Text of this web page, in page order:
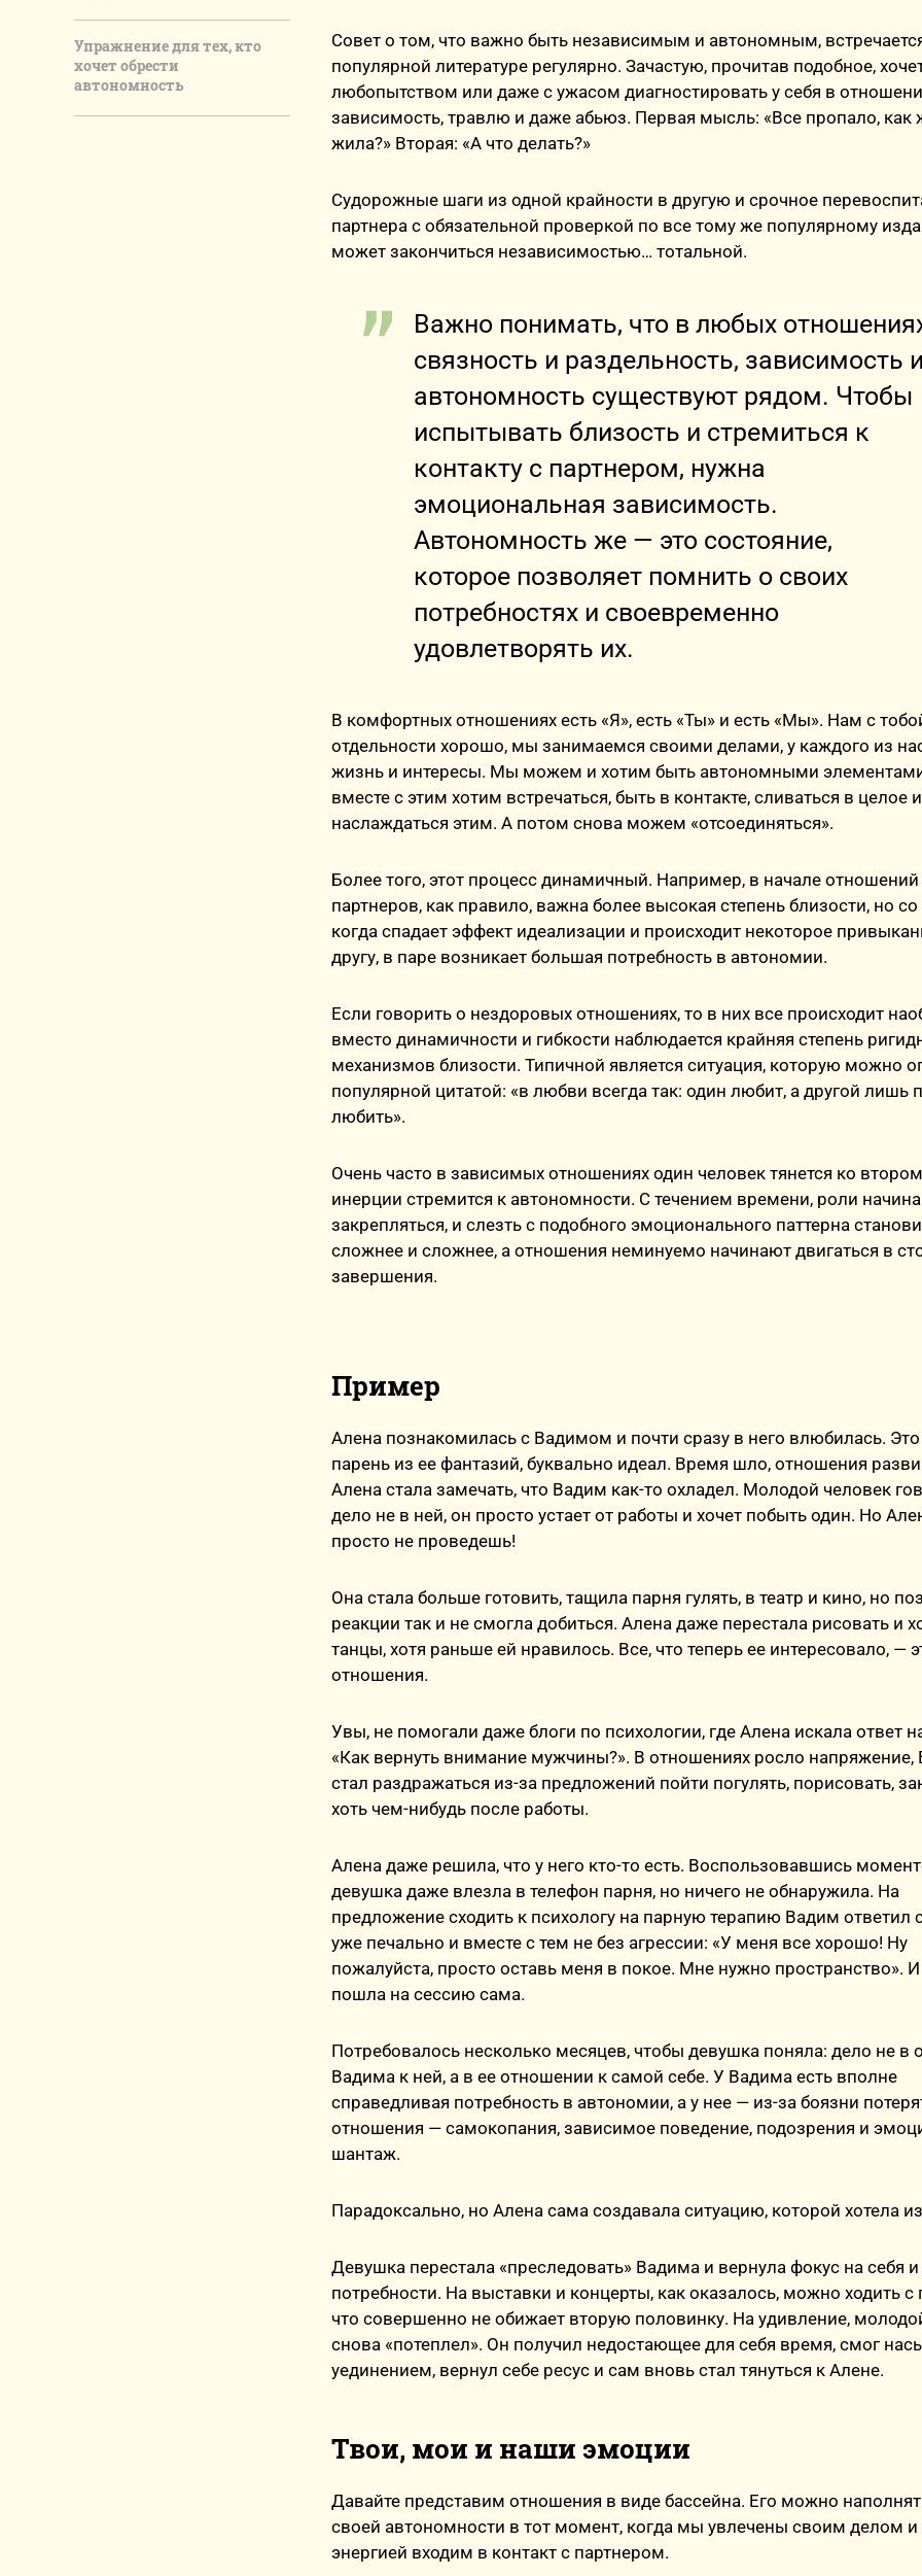
Упражнение для тех, кто
хочет обрести
автономность
Совет о том, что важно быть независимым и автономным,
популярной литературе регулярно. Зачастую, прочитав подобное,
любопытством или даже с ужасом диагностировать у себя в
зависимость, травлю и даже абьюз. Первая мысль: «Все пропало, как
жила?» Вторая: «А что делать?»
Судорожные шаги из одной крайности в другую и срочное
партнера с обязательной проверкой по все тому же популярному
может закончиться независимостью… тотальной.
Важно понимать, что в любых
связность и раздельность, зависимость и
автономность существуют рядом. Чтобы
испытывать близость и стремиться к
контакту с партнером, нужна
эмоциональная зависимость.
Автономность же — это состояние,
которое позволяет помнить о своих
потребностях и своевременно
удовлетворять их.
В комфортных отношениях есть «Я», есть «Ты» и есть «Мы». Нам с
отдельности хорошо, мы занимаемся своими делами, у каждого из
жизнь и интересы. Мы можем и хотим быть автономными
вместе с этим хотим встречаться, быть в контакте, сливаться в целое и
наслаждаться этим. А потом снова можем «отсоединяться».
Более того, этот процесс динамичный. Например, в начале отношений
партнеров, как правило, важна более высокая степень близости, но
когда спадает эффект идеализации и происходит некоторое
другу, в паре возникает большая потребность в автономии.
Если говорить о нездоровых отношениях, то в них все происходит
вместо динамичности и гибкости наблюдается крайняя степень
механизмов близости. Типичной является ситуация, которую можно
популярной цитатой: «в любви всегда так: один любит, а другой лишь
любить».
Очень часто в зависимых отношениях один человек тянется ко
инерции стремится к автономности. С течением времени, роли
закрепляться, и слезть с подобного эмоционального паттерна
сложнее и сложнее, а отношения неминуемо начинают двигаться в
завершения.
Пример
Алена познакомилась с Вадимом и почти сразу в него влюбилась.
парень из ее фантазий, буквально идеал. Время шло, отношения
Алена стала замечать, что Вадим как-то охладел. Молодой человек
дело не в ней, он просто устает от работы и хочет побыть один. Но
просто не проведешь!
Она стала больше готовить, тащила парня гулять, в театр и кино, но
реакции так и не смогла добиться. Алена даже перестала рисовать и
танцы, хотя раньше ей нравилось. Все, что теперь ее интересовало, —
отношения.
Увы, не помогали даже блоги по психологии, где Алена искала ответ
«Как вернуть внимание мужчины?». В отношениях росло напряжение,
стал раздражаться из-за предложений пойти погулять, порисовать,
хоть чем-нибудь после работы.
Алена даже решила, что у него кто-то есть. Воспользовавшись
девушка даже влезла в телефон парня, но ничего не обнаружила. На
предложение сходить к психологу на парную терапию Вадим ответил
уже печально и вместе с тем не без агрессии: «У меня все хорошо! Ну
пожалуйста, просто оставь меня в покое. Мне нужно пространство».
пошла на сессию сама.
Потребовалось несколько месяцев, чтобы девушка поняла: дело не в
Вадима к ней, а в ее отношении к самой себе. У Вадима есть вполне
справедливая потребность в автономии, а у нее — из-за боязни
отношения — самокопания, зависимое поведение, подозрения и
шантаж.
Парадоксально, но Алена сама создавала ситуацию, которой хотела
Девушка перестала «преследовать» Вадима и вернула фокус на себя
потребности. На выставки и концерты, как оказалось, можно ходить с
что совершенно не обижает вторую половинку. На удивление,
снова «потеплел». Он получил недостающее для себя время, смог
уединением, вернул себе ресус и сам вновь стал тянуться к Алене.
Твои, мои и наши эмоции
Давайте представим отношения в виде бассейна. Его можно
своей автономности в тот момент, когда мы увлечены своим делом и
энергией входим в контакт с партнером.